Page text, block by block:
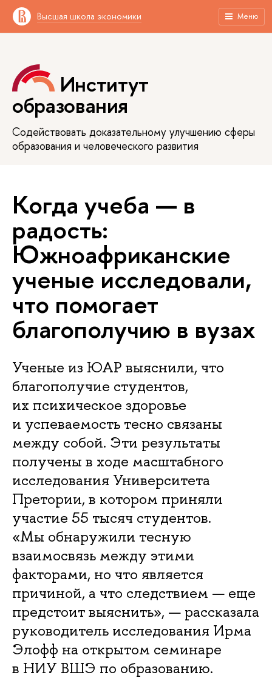
Высшая школа экономики Меню
Институт
образования
Содействовать доказательному улучшению сферы
образования и человеческого развития
Когда учеба — в
радость:
Южноафриканские
ученые исследовали,
что помогает
благополучию в вузах
Ученые из ЮАР выяснили, что
благополучие студентов,
их психическое здоровье
и успеваемость тесно связаны
между собой. Эти результаты
получены в ходе масштабного
исследования Университета
Претории, в котором приняли
участие 55 тысяч студентов.
«Мы обнаружили тесную
взаимосвязь между этими
факторами, но что является
причиной, а что следствием — еще
предстоит выяснить», — рассказала
руководитель исследования Ирма
Элофф на открытом семинаре
в НИУ ВШЭ по образованию.